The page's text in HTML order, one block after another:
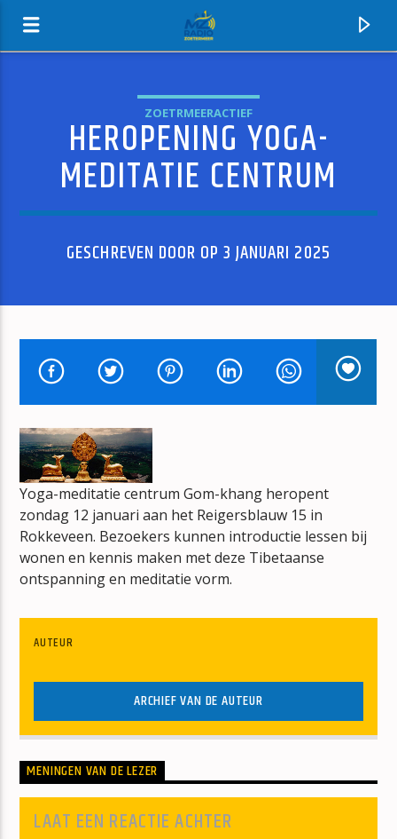
MZ-RADIO
HUIDIG NUMMER
TOP 40 VAN TOEN
PETER VOS
mz-radio
ZOETRMEERACTIEF
HEROPENING YOGA-
MEDITATIE CENTRUM
GESCHREVEN DOOR OP 3 JANUARI 2025
Yoga-meditatie centrum Gom-khang heropent
zondag 12 januari aan het Reigersblauw 15 in
Rokkeveen. Bezoekers kunnen introductie lessen bij
wonen en kennis maken met deze Tibetaanse
ontspanning en meditatie vorm.
AUTEUR
ARCHIEF VAN DE AUTEUR
MENINGEN VAN DE LEZER
LAAT EEN REACTIE ACHTER